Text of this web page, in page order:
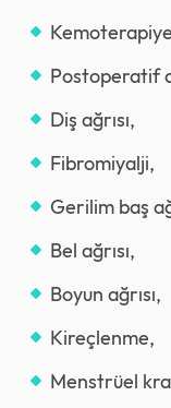
Postoperatif
Diş ağrısı,
Fibromiyalji,
Gerilim baş
Bel ağrısı,
Boyun ağrısı,
Kireçlenme,
Menstrüel